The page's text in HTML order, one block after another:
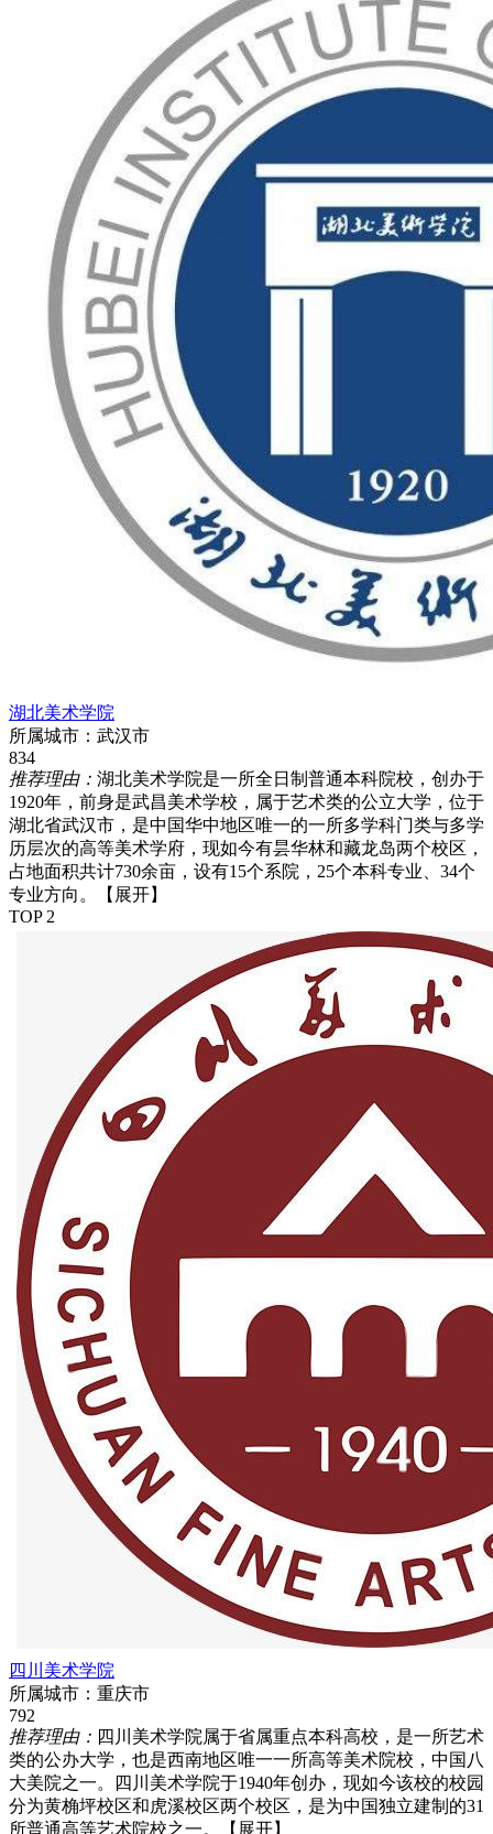
湖北美术学院
所属城市： 武汉市
834
推荐理由： 湖北美术学院是一所全日制普通本科院校，创办于
1920年，前身是武昌美术学校，属于艺术类的公立大学，位于
湖北省武汉市，是中国华中地区唯一的一所多学科门类与多学
历层次的高等美术学府，现如今有昙华林和藏龙岛两个校区，
占地面积共计730余亩，设有15个系院，25个本科专业、34个
专业方向。
【展开】
TOP 2
四川美术学院
所属城市： 重庆市
792
推荐理由： 四川美术学院属于省属重点本科高校，是一所艺术
类的公办大学，也是西南地区唯一一所高等美术院校，中国八
大美院之一。四川美术学院于1940年创办，现如今该校的校园
分为黄桷坪校区和虎溪校区两个校区，是为中国独立建制的31
所普通高等艺术院校之一。
【展开】